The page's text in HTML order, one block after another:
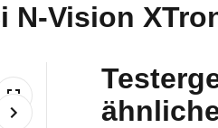
N-Vision